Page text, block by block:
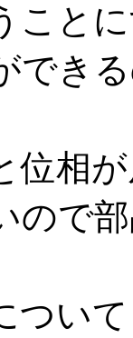
こと
でき
位相
ので
つい